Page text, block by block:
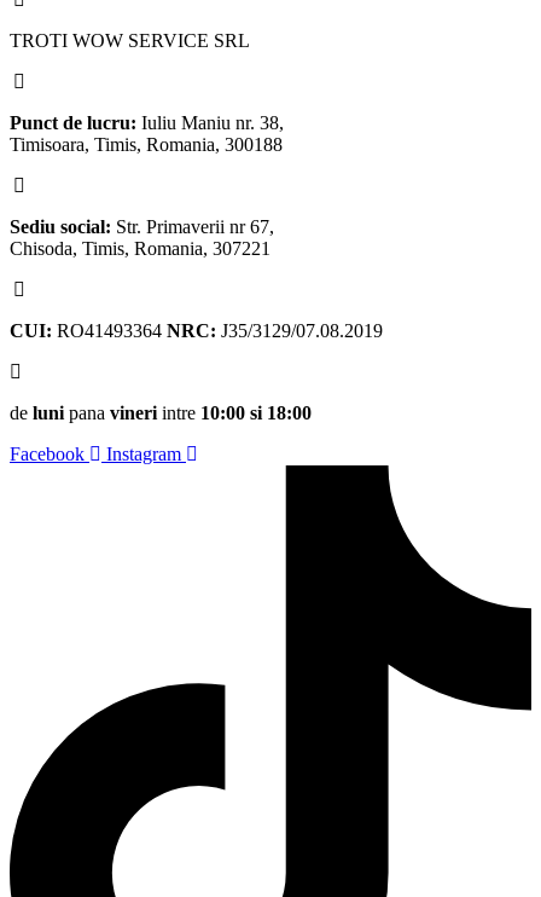
TROTI WOW SERVICE SRL
Punct de lucru: Iuliu Maniu nr. 38,
Timisoara, Timis, Romania, 300188
Sediu social: Str. Primaverii nr 67,
Chisoda, Timis, Romania, 307221
CUI: RO41493364 NRC: J35/3129/07.08.2019
de luni pana vineri intre 10:00 si 18:00
Facebook
Instagram